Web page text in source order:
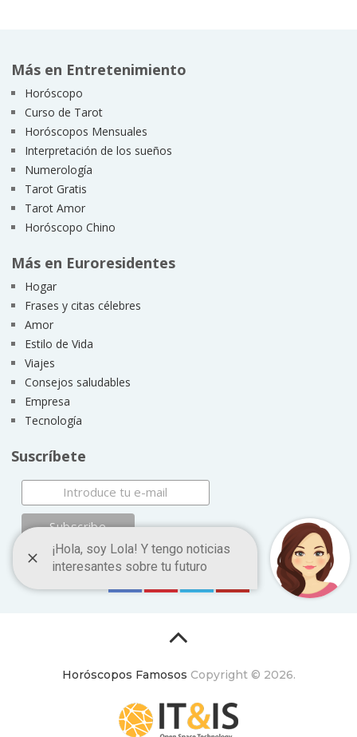
Más en Entretenimiento
Horóscopo
Curso de Tarot
Horóscopos Mensuales
Interpretación de los sueños
Numerología
Tarot Gratis
Tarot Amor
Horóscopo Chino
Más en Euroresidentes
Hogar
Frases y citas célebres
Amor
Estilo de Vida
Viajes
Consejos saludables
Empresa
Tecnología
Suscríbete
Horóscopos Famosos Copyright © 2026.